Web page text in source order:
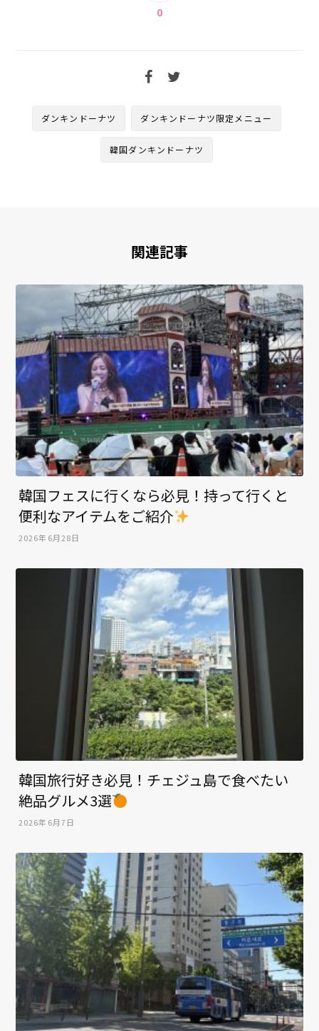
ダンキンドーナツ ダンキンドーナツ限定メニュー
韓国ダンキンドーナツ
0
関連記事
韓国フェスに行くなら必見！持って行くと
便利なアイテムをご紹介
2026年6月28日
韓国旅行好き必見！チェジュ島で食べたい
絶品グルメ3選
2026年6月7日